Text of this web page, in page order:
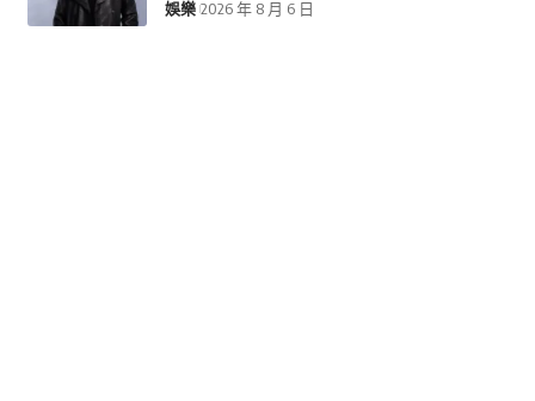
娛樂 2026 年 8 月 6 日